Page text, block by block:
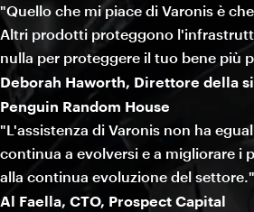
"Quello che mi piace di Varonis è
Altri prodotti proteggono
nulla per proteggere il tuo bene più
Deborah Haworth, Direttore della
Penguin Random House
"L'assistenza di Varonis non ha
continua a evolversi e a migliorare i
alla continua evoluzione del settore."
Al Faella, CTO, Prospect Capital